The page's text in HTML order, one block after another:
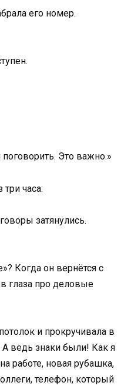
его номер.
Это важно.»
часа:
затянулись.
Когда он вернётся с
глаза про деловые
и прокручивала в
ведь знаки были! Как я
работе, новая рубашка,
телефон, который